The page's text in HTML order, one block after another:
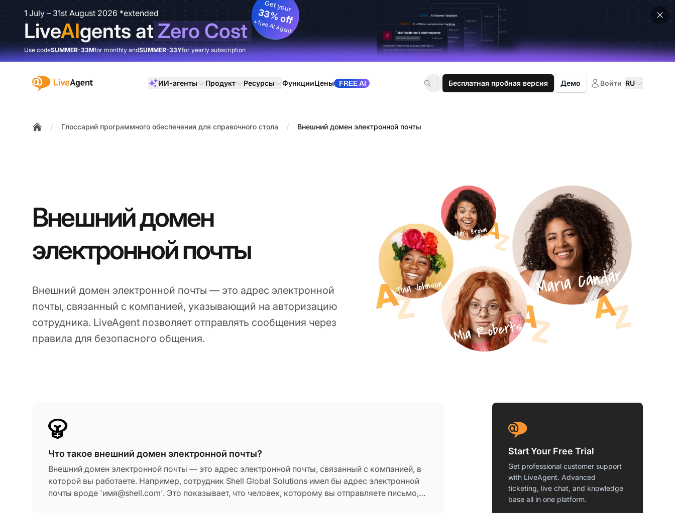
1 July – 31st August 2026 *extended
LiveAIgents atZero Cost
Get your
33% off
+ free AI Agent
Use codeSUMMER-33Mfor monthly andSUMMER-33Yfor yearly subscription
:site.title ИИ-агенты Продукт Ресурсы ФункцииЦены FREE AI Бесплатная пробная версия Демо Войти RU
/ Глоссарий программного обеспечения для справочного стола / Внешний домен электронной почты
Внешний домен
электронной почты
Внешний домен электронной почты — это адрес электронной
почты, связанный с компанией, указывающий на авторизацию
сотрудника. LiveAgent позволяет отправлять сообщения через
правила для безопасного общения.
Что такое внешний домен электронной почты?
Внешний домен электронной почты — это адрес электронной почты, связанный с компанией, в
которой вы работаете. Например, сотрудник Shell Global Solutions имел бы адрес электронной
почты вроде 'имя@shell.com'. Это показывает, что человек, которому вы отправляете письмо,
Start Your Free Trial
Get professional customer support
with LiveAgent. Advanced
ticketing, live chat, and knowledge
base all in one platform.